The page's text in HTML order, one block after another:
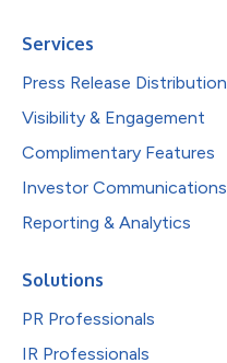
Services
Press Release Distribution
Visibility & Engagement
Complimentary Features
Investor Communications
Reporting & Analytics
Solutions
PR Professionals
IR Professionals